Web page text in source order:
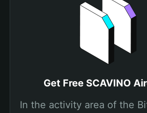
Get Free SCAVINO
In the activity area of the